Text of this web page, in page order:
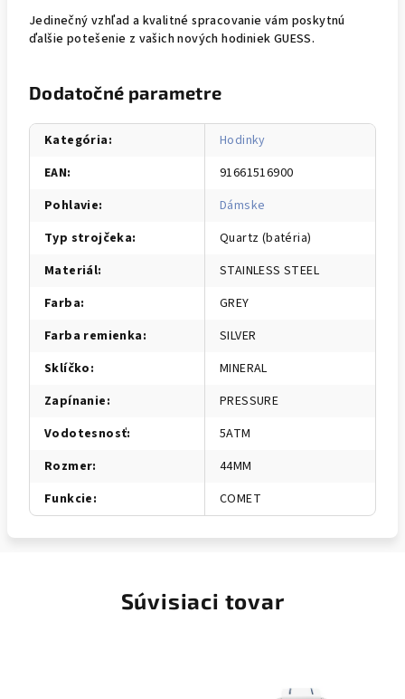
Jedinečný vzhľad a kvalitné spracovanie vám poskytnú
ďalšie potešenie z vašich nových hodiniek GUESS.
Dodatočné parametre
Kategória:
Hodinky
EAN:
91661516900
Pohlavie:
Dámske
Typ strojčeka:
Quartz (batéria)
Materiál:
STAINLESS STEEL
Farba:
GREY
Farba remienka:
SILVER
Sklíčko:
MINERAL
Zapínanie:
PRESSURE
Vodotesnosť:
5ATM
Rozmer:
44MM
Funkcie: COMET
Súvisiaci tovar